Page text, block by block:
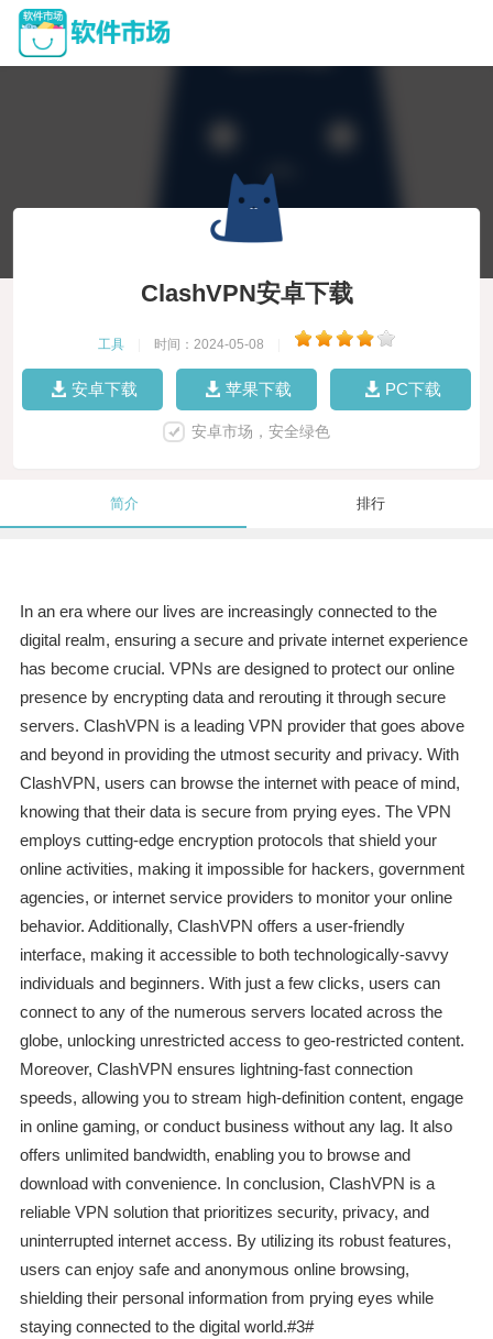
ClashVPN安卓下载
工具 时间：2024-05-08
安卓下载 苹果下载 PC下载
安卓市场，安全绿色
简介 排行
In an era where our lives are increasingly connected to the
digital realm, ensuring a secure and private internet experience
has become crucial. VPNs are designed to protect our online
presence by encrypting data and rerouting it through secure
servers. ClashVPN is a leading VPN provider that goes above
and beyond in providing the utmost security and privacy. With
ClashVPN, users can browse the internet with peace of mind,
knowing that their data is secure from prying eyes. The VPN
employs cutting-edge encryption protocols that shield your
online activities, making it impossible for hackers, government
agencies, or internet service providers to monitor your online
behavior. Additionally, ClashVPN offers a user-friendly
interface, making it accessible to both technologically-savvy
individuals and beginners. With just a few clicks, users can
connect to any of the numerous servers located across the
globe, unlocking unrestricted access to geo-restricted content.
Moreover, ClashVPN ensures lightning-fast connection
speeds, allowing you to stream high-definition content, engage
in online gaming, or conduct business without any lag. It also
offers unlimited bandwidth, enabling you to browse and
download with convenience. In conclusion, ClashVPN is a
reliable VPN solution that prioritizes security, privacy, and
uninterrupted internet access. By utilizing its robust features,
users can enjoy safe and anonymous online browsing,
shielding their personal information from prying eyes while
staying connected to the digital world.#3#